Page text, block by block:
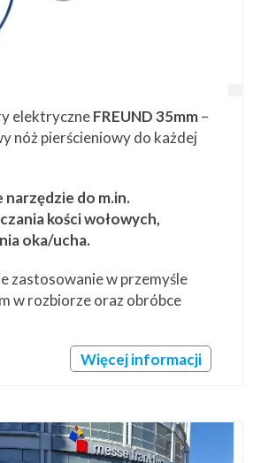
elektryczneFREUND 35mm–
nóż pierścieniowy do każdej
narzędzie do m.in.
kości wołowych,
oka/ucha.
zastosowanie w przemyśle
w rozbiorze oraz obróbce
Więcej informacji